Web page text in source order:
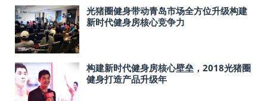
光猪圈健身带动青岛市场全方位升级构建
新时代健身房核心竞争力
构建新时代健身房核心壁垒，2018光猪圈
健身打造产品升级年